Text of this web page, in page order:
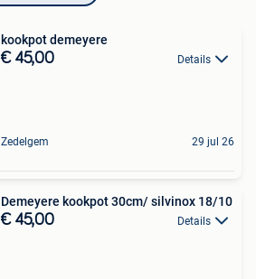
kookpot demeyere
€ 45,00 Details
Zedelgem 29 jul 26
Demeyere kookpot 30cm/ silvinox 18/10
€ 45,00 Details